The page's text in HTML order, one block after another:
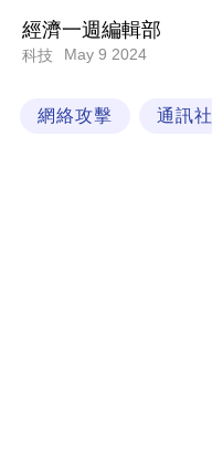
業
科
經濟一週編輯部
科技 May 9 2024
網絡攻擊 通訊社